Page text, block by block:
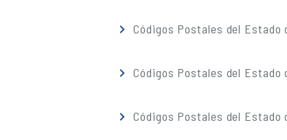
Códigos Postales del Estado
Códigos Postales del Estado
Códigos Postales del Estado